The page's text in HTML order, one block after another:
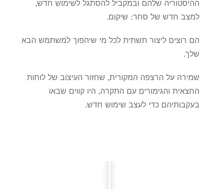
ההיסטוריה שלהם ובמקביל להסתגל לשימוש חדש,
למצב חדש של סחר: שיקום.
הם רוצים ליצור תשתית לכל מי שיהפוך למשתמש הבא
שלך.
שמירה על הרצפה המקורית, שחזור העיצוב של לוחות
החצאית והגימורים עם התקרה, היו קווים שבאו
בעקבותיהם כדי לעצב שימוש חדש.